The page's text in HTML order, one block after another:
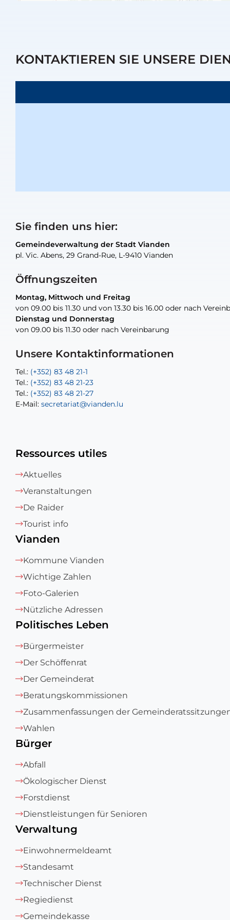
KONTAKTIEREN SIE UNSERE
Sie finden uns hier:
Gemeindeverwaltung der Stadt Vianden
pl. Vic. Abens, 29 Grand-Rue, L-9410 Vianden
Öffnungszeiten
Montag, Mittwoch und Freitag
von 09.00 bis 11.30 und von 13.30 bis 16.00 oder nach
Dienstag und Donnerstag
von 09.00 bis 11.30 oder nach Vereinbarung
Unsere Kontaktinformationen
Tel.: (+352) 83 48 21-1
Tel.: (+352) 83 48 21-23
Tel.: (+352) 83 48 21-27
E-Mail: secretariat@vianden.lu
Gemeindeverwaltung der Stadt Vianden
pl. Vic. Abens, 29 Grand-Rue, L-9410 Vianden
Montag, Mittwoch und Freitag
von 09.00 bis 11.30 und von 13.30 bis 16.00 oder nach
Dienstag und Donnerstag
von 09.00 bis 11.30 oder nach Vereinbarung
Tel.: (+352) 83 48 21-20
Tel.: (+352) 83 48 21-22
E-Mail:sofia.carvalho@vianden.lu
E-Mail: diane.storn@vianden.lu
Gemeindeverwaltung der Stadt Vianden
pl. Vic. Abens, 29 Grand-Rue, L-9410 Vianden
nur nach Vereinbarung
E-Mail:recette@vianden.lu
Gemeindeverwaltung der Stadt Vianden
pl. Vic. Abens, 29 Grand-Rue, L-9410 Vianden
nur nach Vereinbarung
Tel.: (+352)83 48 21-31
E-Mail:
Gemeindewerkstatt der Stadt Vianden
30, rue Neugarten, L-9422 Vianden
nur nach Vereinbarung
Tel.: Permanence (Fuite d’eau) : 83 48 21 61
E-Mail:
Ressources utiles
Aktuelles
Veranstaltungen
De Raider
Tourist info
Vianden
Kommune Vianden
Wichtige Zahlen
Foto-Galerien
Nützliche Adressen
Politisches Leben
Bürgermeister
Der Schöffenrat
Der Gemeinderat
Beratungskommissionen
Zusammenfassungen der
Wahlen
Bürger
Abfall
Ökologischer Dienst
Forstdienst
Dienstleistungen für Senioren
Verwaltung
Einwohnermeldeamt
Standesamt
Technischer Dienst
Regiedienst
Gemeindekasse